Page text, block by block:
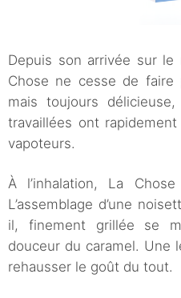
Depuis son arrivée sur le
Chose ne cesse de faire
mais toujours
travaillées ont
vapoteurs.
À l’inhalation, La
L’assemblage d’une
il, finement grillée se
douceur du caramel. Une
rehausser le goût du tout.